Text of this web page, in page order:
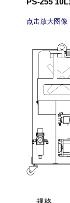
PS-255
点击放大图像